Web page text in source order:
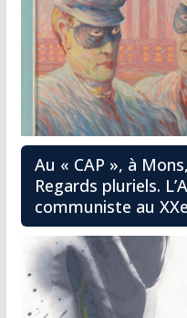
Au « CAP », à
Regards pluriels.
communiste au